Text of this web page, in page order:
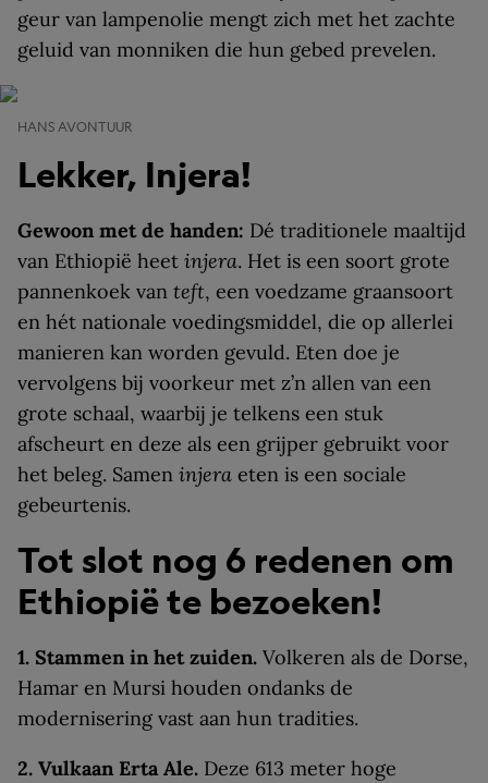
geur van lampenolie mengt zich met het zachte
geluid van monniken die hun gebed prevelen.
HANS AVONTUUR
Lekker, Injera!
Gewoon met de handen: Dé traditionele maaltijd
van Ethiopië heet injera. Het is een soort grote
pannenkoek van teft, een voedzame graansoort
en hét nationale voedingsmiddel, die op allerlei
manieren kan worden gevuld. Eten doe je
vervolgens bij voorkeur met z’n allen van een
grote schaal, waarbij je telkens een stuk
afscheurt en deze als een grijper gebruikt voor
het beleg. Samen injera eten is een sociale
gebeurtenis.
Tot slot nog 6 redenen om
Ethiopië te bezoeken!
1. Stammen in het zuiden. Volkeren als de Dorse,
Hamar en Mursi houden ondanks de
modernisering vast aan hun tradities.
2. Vulkaan Erta Ale. Deze 613 meter hoge